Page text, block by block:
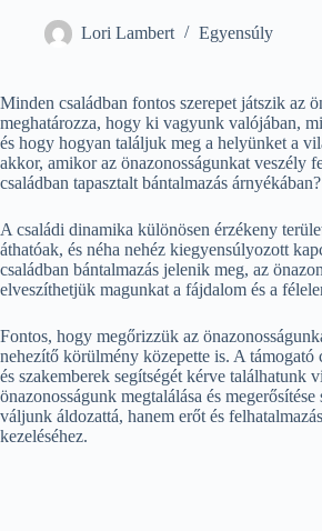
Lori Lambert Egyensúly
Minden családban fontos szerepet játszik az
meghatározza, hogy ki vagyunk valójában,
és hogy hogyan találjuk meg a helyünket a
akkor, amikor az önazonosságunkat veszély
családban tapasztalt bántalmazás árnyékában?
A családi dinamika különösen érzékeny
áthatóak, és néha nehéz kiegyensúlyozott
családban bántalmazás jelenik meg, az
elveszíthetjük magunkat a fájdalom és a
Fontos, hogy megőrizzük az
nehezítő körülmény közepette is. A támogató
és szakemberek segítségét kérve találhatunk
önazonosságunk megtalálása és
váljunk áldozattá, hanem erőt és
kezeléséhez.